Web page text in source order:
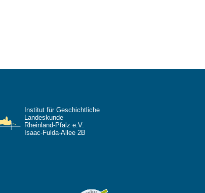
Institut für Geschichtliche
Landeskunde
Rheinland-Pfalz e.V.
Isaac-Fulda-Allee 2B